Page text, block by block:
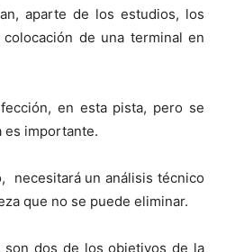
aparte de los estudios, los
de una terminal en
en esta pista, pero se
es importante.
necesitará un análisis técnico
que no se puede eliminar.
dos de los objetivos de la